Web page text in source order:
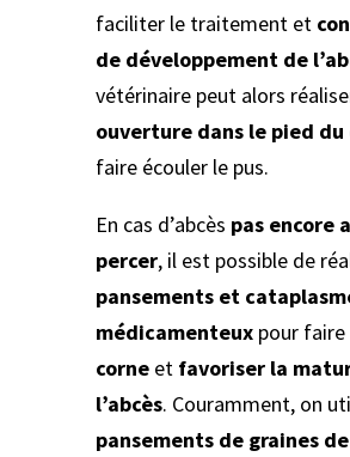
faciliter le traitement et
de développement de
vétérinaire peut alors
ouverture dans le pied du
faire écouler le pus.
En cas d’abcès pas encore
percer, il est possible de
pansements et
médicamenteux pour faire
corne et favoriser la
l’abcès. Couramment, on
pansements de graines